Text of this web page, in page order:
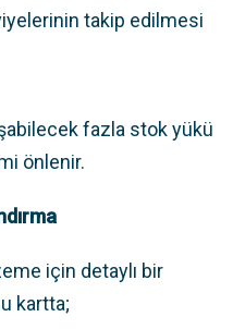
takip edilmesi
fazla stok yükü
önlenir.
için detaylı bir
kartta;